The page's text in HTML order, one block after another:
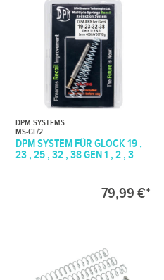
DPM SYSTEMS
MS-GL/2
DPM SYSTEM FÜR GLOCK 19 ,
23 , 25 , 32 , 38 GEN 1 , 2 , 3
79,99 €*